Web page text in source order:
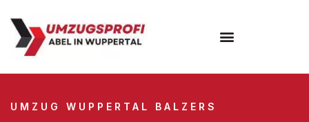
UMZUG WUPPERTAL BALZERS